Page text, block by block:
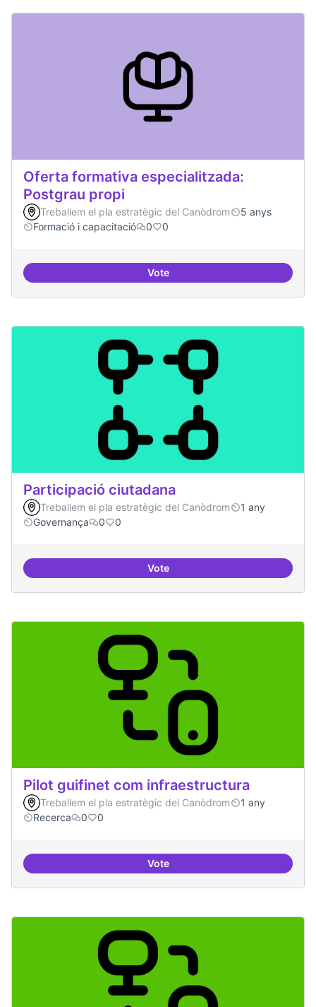
Oferta formativa especialitzada:
Postgrau propi
Treballem el pla estratègic del Canòdrom
5 anys
Formació i capacitació
0 0
VoteOferta formativa especialitzada:
Participació ciutadana
Treballem el pla estratègic del Canòdrom
1 any
Governança
0 0
VoteParticipació ciutadana
Pilot guifinet com infraestructura
Treballem el pla estratègic del Canòdrom
1 any
Recerca
0 0
VotePilot guifinet com